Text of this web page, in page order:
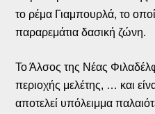
το ρέμα Γιαμπουρλά, το
παραρεμάτια δασική ζώνη.
Το Άλσος της Νέας
περιοχής μελέτης, … και
αποτελεί υπόλειμμα